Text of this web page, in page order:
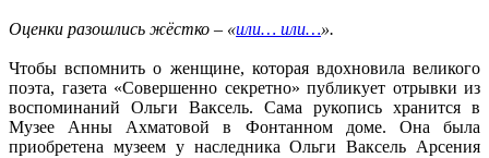
Оценки разошлись жёстко – «или… или…».
Чтобы вспомнить о женщине, которая вдохновила великого
поэта, газета «Совершенно секретно» публикует отрывки из
воспоминаний Ольги Ваксель. Сама рукопись хранится в
Музее Анны Ахматовой в Фонтанном доме. Она была
приобретена музеем у наследника Ольги Ваксель Арсения